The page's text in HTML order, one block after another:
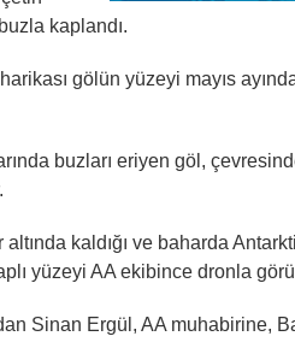
kaplandı.
harikası gölün yüzeyi mayıs
buzları eriyen göl,
kaldığı ve baharda
yüzeyi AA ekibince dronla
Sinan Ergül, AA muhabirine,